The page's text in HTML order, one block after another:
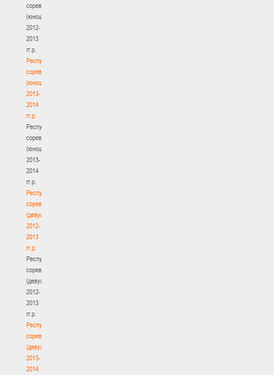
соревнования
(юноши)
2012-
2013
гг.р.
Республиканские
соревнования
(юноши)
2013-
2014
гг.р.
Республиканские
соревнования
(юноши)
2013-
2014
гг.р.
Республиканские
соревнования
(девушки)
2012-
2013
гг.р.
Республиканские
соревнования
(девушки)
2012-
2013
гг.р.
Республиканские
соревнования
(девушки)
2013-
2014